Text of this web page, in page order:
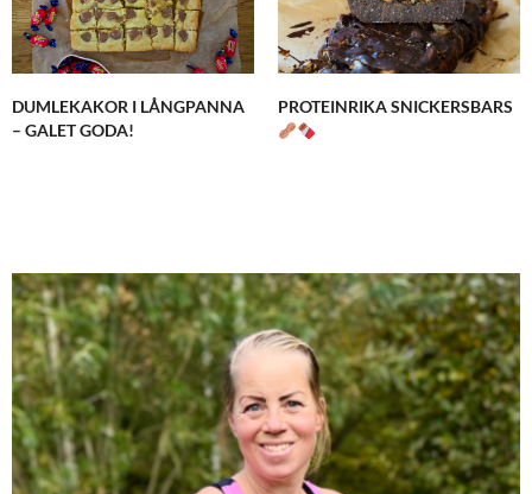
DUMLEKAKOR I LÅNGPANNA
– GALET GODA!
PROTEINRIKA SNICKERSBARS